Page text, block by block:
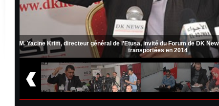
M. Yacine Krim, directeur général de l’Etusa, invité du Forum de
transportées en 2014